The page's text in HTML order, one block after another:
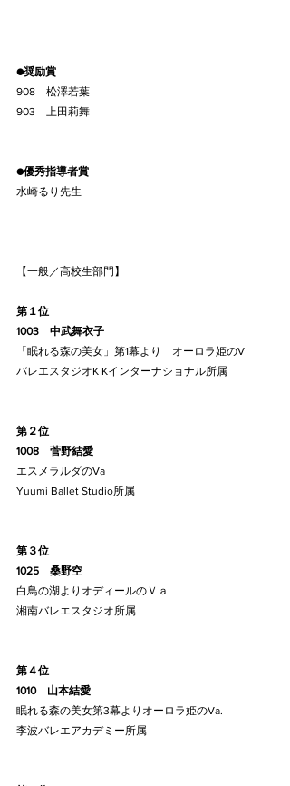
●奨励賞
908    松澤若葉
903    上田莉舞
●優秀指導者賞
水崎るり先生
【一般／高校生部門】
第１位
1003    中武舞衣子
「眠れる森の美女」第1幕より　オーロラ姫のV
バレエスタジオK Kインターナショナル所属
第２位
1008    菅野結愛
エスメラルダのVa
Yuumi Ballet Studio所属
第３位
1025    桑野空
白鳥の湖よりオディールのＶａ
湘南バレエスタジオ所属
第４位
1010    山本結愛
眠れる森の美女第3幕よりオーロラ姫のVa.
李波バレエアカデミー所属